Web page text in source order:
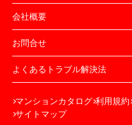
会社概要
お問合せ
よくあるトラブル解決法
マンションカタログ 利用規約
サイトマップ